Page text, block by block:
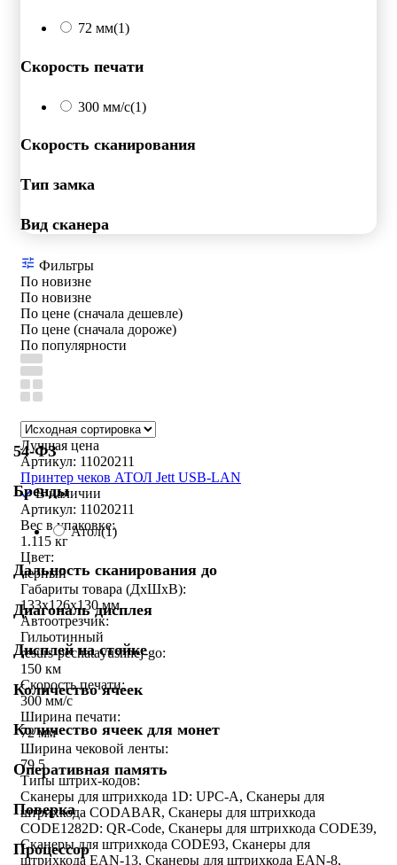
72 мм(1)
Скорость печати
300 мм/с(1)
Скорость сканирования
Тип замка
Вид сканера
Фильтры
По новизне
По новизне
По цене (сначала дешевле)
По цене (сначала дороже)
По популярности
54-ФЗ
Бренды
Атол(1)
Дальность сканирования до
Диагональ дисплея
Дисплей на стойке
Количество ячеек
Количество ячеек для монет
Оперативная память
Поверка
Процессор
Лучшая цена
Артикул: 11020211
Принтер чеков АТОЛ Jett USB-LAN
В наличии
Артикул: 11020211
Вес в упаковке:
1.115 кг
Цвет:
черный
Габариты товара (ДxШxВ):
133x126x130 мм
Автоотрезчик:
Гильотинный
resurs-pechatayushhej-go:
150 км
Скорость печати:
300 мм/с
Ширина печати:
72 мм
Ширина чековой ленты:
79.5
Типы штрих-кодов:
Сканеры для штрихкода 1D: UPC-A, Сканеры для
штрихкода CODABAR, Сканеры для штрихкода
CODE1282D: QR-Code, Сканеры для штрихкода CODE39,
Сканеры для штрихкода CODE93, Сканеры для
штрихкода EAN-13, Сканеры для штрихкода EAN-8,